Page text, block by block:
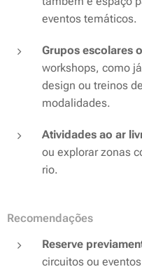
eventos temáticos.
Grupos escolares
workshops, como
design ou treinos
modalidades.
Atividades ao ar
ou explorar zonas
rio.
Recomendações
Reserve
circuitos ou